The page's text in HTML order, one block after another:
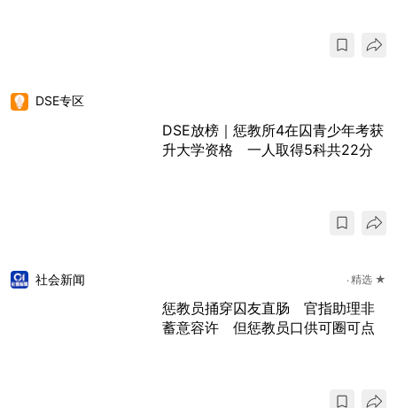
DSE专区
DSE放榜｜惩教所4在囚青少年考获
升大学资格 一人取得5科共22分
社会新闻 精选 ★
惩教员捅穿囚友直肠 官指助理非
蓄意容许 但惩教员口供可圈可点